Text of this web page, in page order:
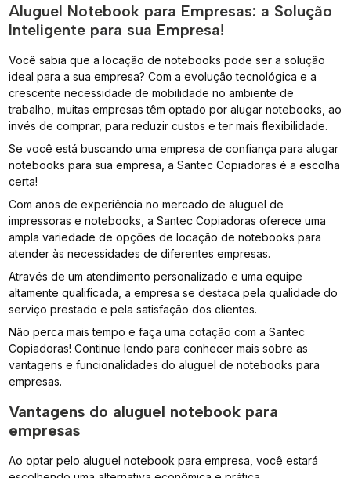
Aluguel Notebook para Empresas: a Solução
Inteligente para sua Empresa!
Você sabia que a locação de notebooks pode ser a solução
ideal para a sua empresa? Com a evolução tecnológica e a
crescente necessidade de mobilidade no ambiente de
trabalho, muitas empresas têm optado por alugar notebooks, ao
invés de comprar, para reduzir custos e ter mais flexibilidade.
Se você está buscando uma empresa de confiança para alugar
notebooks para sua empresa, a Santec Copiadoras é a escolha
certa!
Com anos de experiência no mercado de aluguel de
impressoras e notebooks, a Santec Copiadoras oferece uma
ampla variedade de opções de locação de notebooks para
atender às necessidades de diferentes empresas.
Através de um atendimento personalizado e uma equipe
altamente qualificada, a empresa se destaca pela qualidade do
serviço prestado e pela satisfação dos clientes.
Não perca mais tempo e faça uma cotação com a Santec
Copiadoras! Continue lendo para conhecer mais sobre as
vantagens e funcionalidades do aluguel de notebooks para
empresas.
Vantagens do aluguel notebook para
empresas
Ao optar pelo aluguel notebook para empresa, você estará